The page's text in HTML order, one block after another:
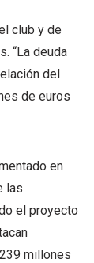
club y de
“La deuda
del
de euros
en
las
el proyecto
millones